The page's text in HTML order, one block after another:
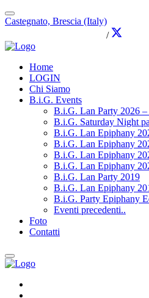
Castegnato, Brescia (Italy)
/
Home
LOGIN
Chi Siamo
B.i.G. Events
B.i.G. Lan Party 2026 –
B.i.G. Saturday Night
B.i.G. Lan Epiphany
B.i.G. Lan Epiphany
B.i.G. Lan Epiphany
B.i.G. Lan Epiphany
B.i.G. Lan Party 2019
B.i.G. Lan Epiphany
B.i.G. Party Epiphany
Eventi precedenti..
Foto
Contatti